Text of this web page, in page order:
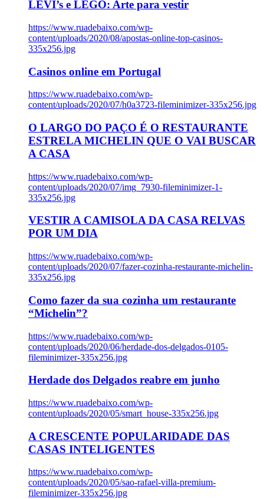
LEVI’s e LEGO: Arte para vestir
https://www.ruadebaixo.com/wp-
content/uploads/2020/08/apostas-online-top-casinos-
335x256.jpg
Casinos online em Portugal
https://www.ruadebaixo.com/wp-
content/uploads/2020/07/h0a3723-fileminimizer-335x256.jpg
O LARGO DO PAÇO É O RESTAURANTE
ESTRELA MICHELIN QUE O VAI BUSCAR
A CASA
https://www.ruadebaixo.com/wp-
content/uploads/2020/07/img_7930-fileminimizer-1-
335x256.jpg
VESTIR A CAMISOLA DA CASA RELVAS
POR UM DIA
https://www.ruadebaixo.com/wp-
content/uploads/2020/07/fazer-cozinha-restaurante-michelin-
335x256.jpg
Como fazer da sua cozinha um restaurante
“Michelin”?
https://www.ruadebaixo.com/wp-
content/uploads/2020/06/herdade-dos-delgados-0105-
fileminimizer-335x256.jpg
Herdade dos Delgados reabre em junho
https://www.ruadebaixo.com/wp-
content/uploads/2020/05/smart_house-335x256.jpg
A CRESCENTE POPULARIDADE DAS
CASAS INTELIGENTES
https://www.ruadebaixo.com/wp-
content/uploads/2020/05/sao-rafael-villa-premium-
fileminimizer-335x256.jpg